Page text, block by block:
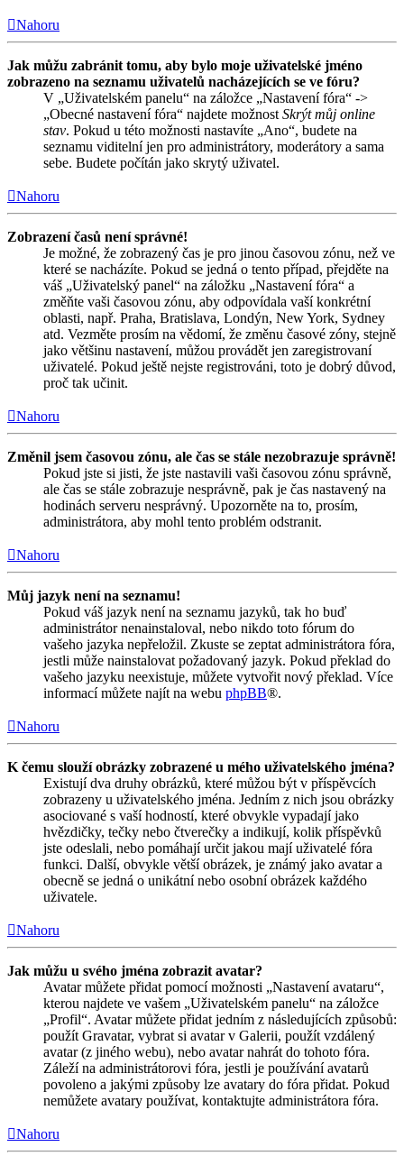
Nahoru
Jak můžu zabránit tomu, aby bylo moje uživatelské jméno
zobrazeno na seznamu uživatelů nacházejících se ve fóru?
V „Uživatelském panelu“ na záložce „Nastavení fóra“ ->
„Obecné nastavení fóra“ najdete možnost Skrýt můj online
stav. Pokud u této možnosti nastavíte „Ano“, budete na
seznamu viditelní jen pro administrátory, moderátory a sama
sebe. Budete počítán jako skrytý uživatel.
Nahoru
Zobrazení časů není správné!
Je možné, že zobrazený čas je pro jinou časovou zónu, než ve
které se nacházíte. Pokud se jedná o tento případ, přejděte na
váš „Uživatelský panel“ na záložku „Nastavení fóra“ a
změňte vaši časovou zónu, aby odpovídala vaší konkrétní
oblasti, např. Praha, Bratislava, Londýn, New York, Sydney
atd. Vezměte prosím na vědomí, že změnu časové zóny, stejně
jako většinu nastavení, můžou provádět jen zaregistrovaní
uživatelé. Pokud ještě nejste registrováni, toto je dobrý důvod,
proč tak učinit.
Nahoru
Změnil jsem časovou zónu, ale čas se stále nezobrazuje správně!
Pokud jste si jisti, že jste nastavili vaši časovou zónu správně,
ale čas se stále zobrazuje nesprávně, pak je čas nastavený na
hodinách serveru nesprávný. Upozorněte na to, prosím,
administrátora, aby mohl tento problém odstranit.
Nahoru
Můj jazyk není na seznamu!
Pokud váš jazyk není na seznamu jazyků, tak ho buď
administrátor nenainstaloval, nebo nikdo toto fórum do
vašeho jazyka nepřeložil. Zkuste se zeptat administrátora fóra,
jestli může nainstalovat požadovaný jazyk. Pokud překlad do
vašeho jazyku neexistuje, můžete vytvořit nový překlad. Více
informací můžete najít na webu phpBB®.
Nahoru
K čemu slouží obrázky zobrazené u mého uživatelského jména?
Existují dva druhy obrázků, které můžou být v příspěvcích
zobrazeny u uživatelského jména. Jedním z nich jsou obrázky
asociované s vaší hodností, které obvykle vypadají jako
hvězdičky, tečky nebo čtverečky a indikují, kolik příspěvků
jste odeslali, nebo pomáhají určit jakou mají uživatelé fóra
funkci. Další, obvykle větší obrázek, je známý jako avatar a
obecně se jedná o unikátní nebo osobní obrázek každého
uživatele.
Nahoru
Jak můžu u svého jména zobrazit avatar?
Avatar můžete přidat pomocí možnosti „Nastavení avataru“,
kterou najdete ve vašem „Uživatelském panelu“ na záložce
„Profil“. Avatar můžete přidat jedním z následujících způsobů:
použít Gravatar, vybrat si avatar v Galerii, použít vzdálený
avatar (z jiného webu), nebo avatar nahrát do tohoto fóra.
Záleží na administrátorovi fóra, jestli je používání avatarů
povoleno a jakými způsoby lze avatary do fóra přidat. Pokud
nemůžete avatary používat, kontaktujte administrátora fóra.
Nahoru